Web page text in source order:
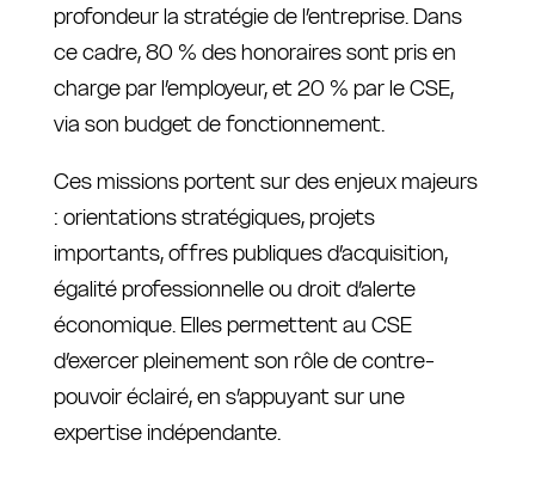
profondeur la stratégie de l’entreprise. Dans
ce cadre, 80 % des honoraires sont pris en
charge par l’employeur, et 20 % par le CSE,
via son budget de fonctionnement.
Ces missions portent sur des enjeux majeurs
: orientations stratégiques, projets
importants, offres publiques d’acquisition,
égalité professionnelle ou droit d’alerte
économique. Elles permettent au CSE
d’exercer pleinement son rôle de contre-
pouvoir éclairé, en s’appuyant sur une
expertise indépendante.